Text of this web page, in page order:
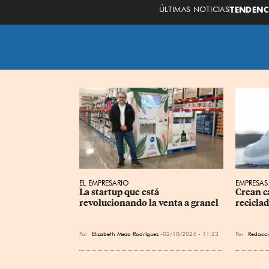
ÚLTIMAS NOTICIAS
EL EMPRESARIO
La startup que está
revolucionando la venta a granel
Por Elizabeth Meza Rodríguez 02/10/2024 - 11:23
EMPRESAS
Crean
Por